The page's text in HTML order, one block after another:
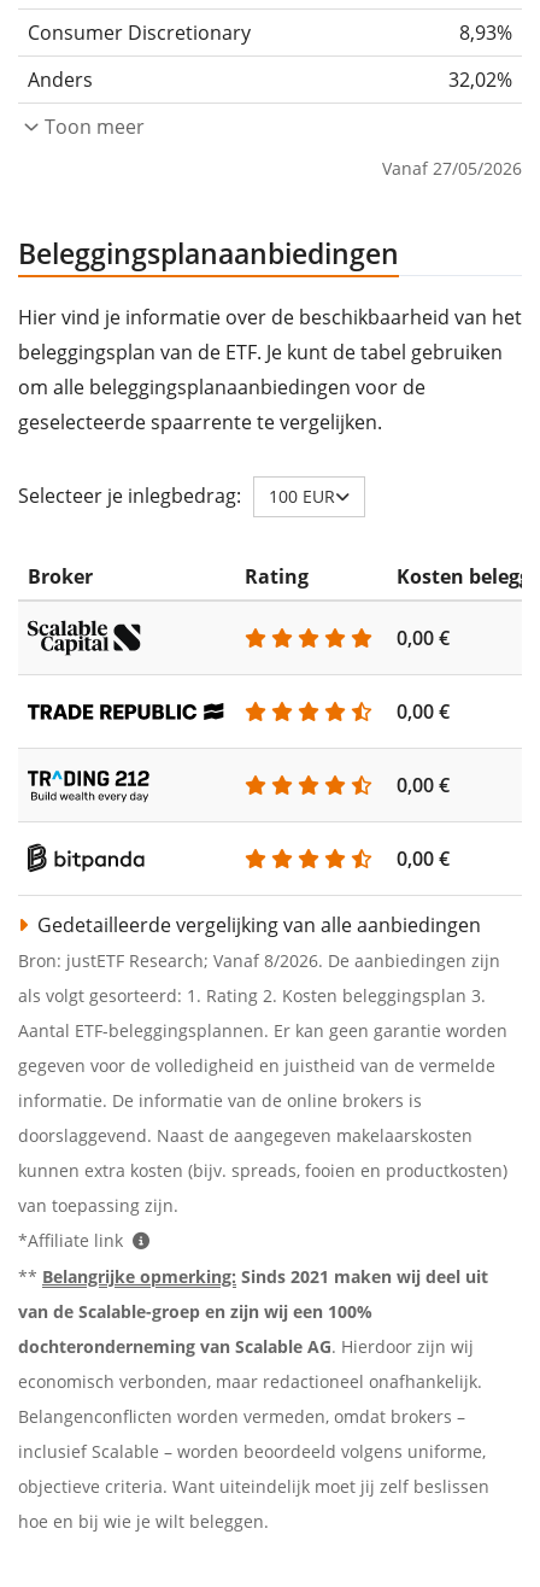
Consumer Discretionary
8,93%
Anders
32,02%
Toon meer
Vanaf 27/05/2026
Beleggingsplanaanbiedingen
Hier vind je informatie over de beschikbaarheid van het
beleggingsplan van de ETF. Je kunt de tabel gebruiken
om alle beleggingsplanaanbiedingen voor de
geselecteerde spaarrente te vergelijken.
Selecteer je inlegbedrag: 100 EUR
Broker Rating Kosten
0,00 €
0,00 €
0,00 €
0,00 €
Gedetailleerde vergelijking van alle aanbiedingen
Bron: justETF Research; Vanaf 8/2026. De aanbiedingen zijn
als volgt gesorteerd: 1. Rating 2. Kosten beleggingsplan 3.
Aantal ETF-beleggingsplannen. Er kan geen garantie worden
gegeven voor de volledigheid en juistheid van de vermelde
informatie. De informatie van de online brokers is
doorslaggevend. Naast de aangegeven makelaarskosten
kunnen extra kosten (bijv. spreads, fooien en productkosten)
van toepassing zijn.
*Affiliate link
** Belangrijke opmerking: Sinds 2021 maken wij deel uit
van de Scalable-groep en zijn wij een 100%
dochteronderneming van Scalable AG. Hierdoor zijn wij
economisch verbonden, maar redactioneel onafhankelijk.
Belangenconflicten worden vermeden, omdat brokers –
inclusief Scalable – worden beoordeeld volgens uniforme,
objectieve criteria. Want uiteindelijk moet jij zelf beslissen
hoe en bij wie je wilt beleggen.